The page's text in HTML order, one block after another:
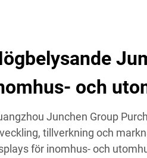
och
Junchen Group
tillverkning och
för inomhus- och